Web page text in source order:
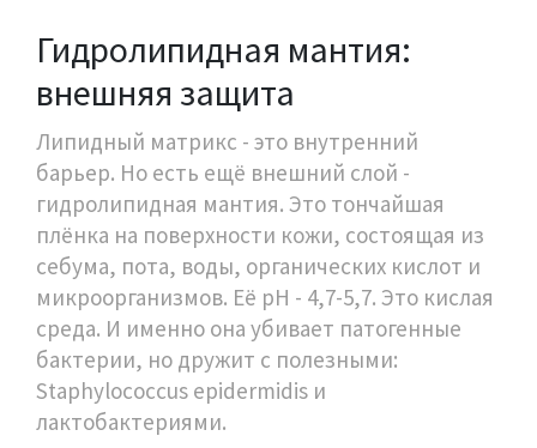
Гидролипидная мантия:
внешняя защита
Липидный матрикс - это внутренний
барьер. Но есть ещё внешний слой -
гидролипидная мантия. Это тончайшая
плёнка на поверхности кожи, состоящая из
себума, пота, воды, органических кислот и
микроорганизмов. Её pH - 4,7-5,7. Это кислая
среда. И именно она убивает патогенные
бактерии, но дружит с полезными:
Staphylococcus epidermidis и
лактобактериями.